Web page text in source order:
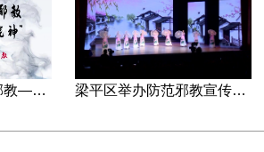
非遗传承人带你反邪教—害人的“全能神” 梁平区举办防范邪教宣传专场文艺演出